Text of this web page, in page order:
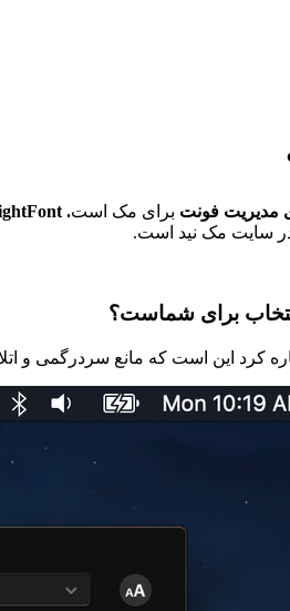
برای مک است. RightFont
سایت مک نید است.
برای شماست؟
کرد این است که مانع سردرگمی